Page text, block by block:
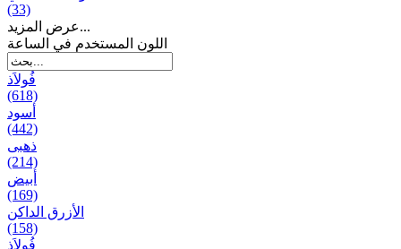
(33)
عرض المزيد...
اللون المستخدم في الساعة
فُولاَذ
(618)
أسود
(442)
ذهبی
(214)
أبيض
(169)
الأزرق الداكن
(158)
فُولاَذ